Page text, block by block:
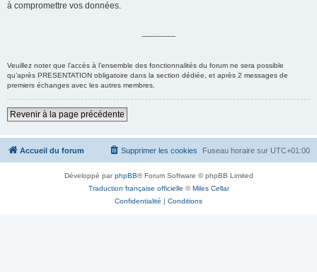
à compromettre vos données.
----------------
Veuillez noter que l’accès à l’ensemble des fonctionnalités du forum ne sera possible
qu’après PRESENTATION obligatoire dans la section dédiée, et après 2 messages de
premiers échanges avec les autres membres.
Revenir à la page précédente
Accueil du forum Fuseau horaire sur UTC+01:00
Supprimer les cookies
Développé parphpBB® Forum Software © phpBB Limited
Traduction française officielle ©Miles Cellar
Confidentialité | Conditions